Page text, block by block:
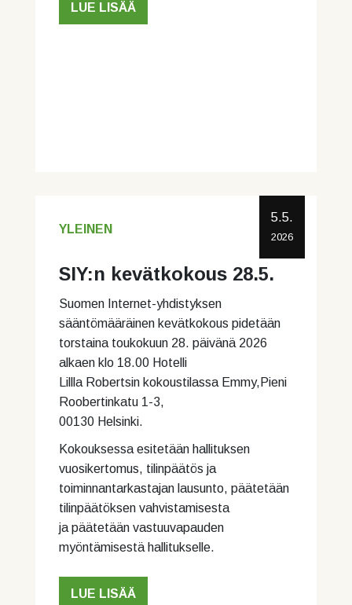
LUE LISÄÄ
5.5.
2026
YLEINEN
SIY:n kevätkokous 28.5.
Suomen Internet-yhdistyksen
sääntömääräinen kevätkokous pidetään
torstaina toukokuun 28. päivänä 2026
alkaen klo 18.00 Hotelli
Lillla Robertsin kokoustilassa Emmy,Pieni
Roobertinkatu 1-3,
00130 Helsinki.
Kokouksessa esitetään hallituksen
vuosikertomus, tilinpäätös ja
toiminnantarkastajan lausunto, päätetään
tilinpäätöksen vahvistamisesta
ja päätetään vastuuvapauden
myöntämisestä hallitukselle.
LUE LISÄÄ